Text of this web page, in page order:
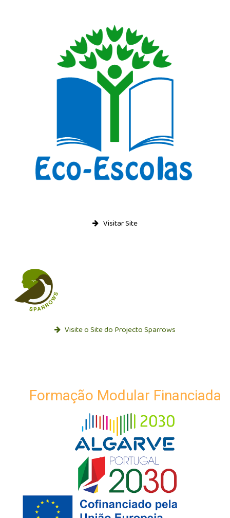
Visitar Site
Visite o Site do Projecto Sparrows
Formação Modular Financiada